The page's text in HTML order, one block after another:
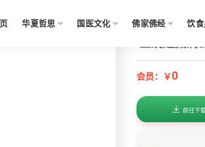
华夏哲思 国医文化 佛家佛经 饮
会员：￥0
前往下